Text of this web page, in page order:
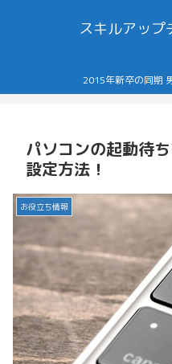
スキルアップ
2015年新卒の同期
パソコンの起動待
設定方法！
お役立ち情報